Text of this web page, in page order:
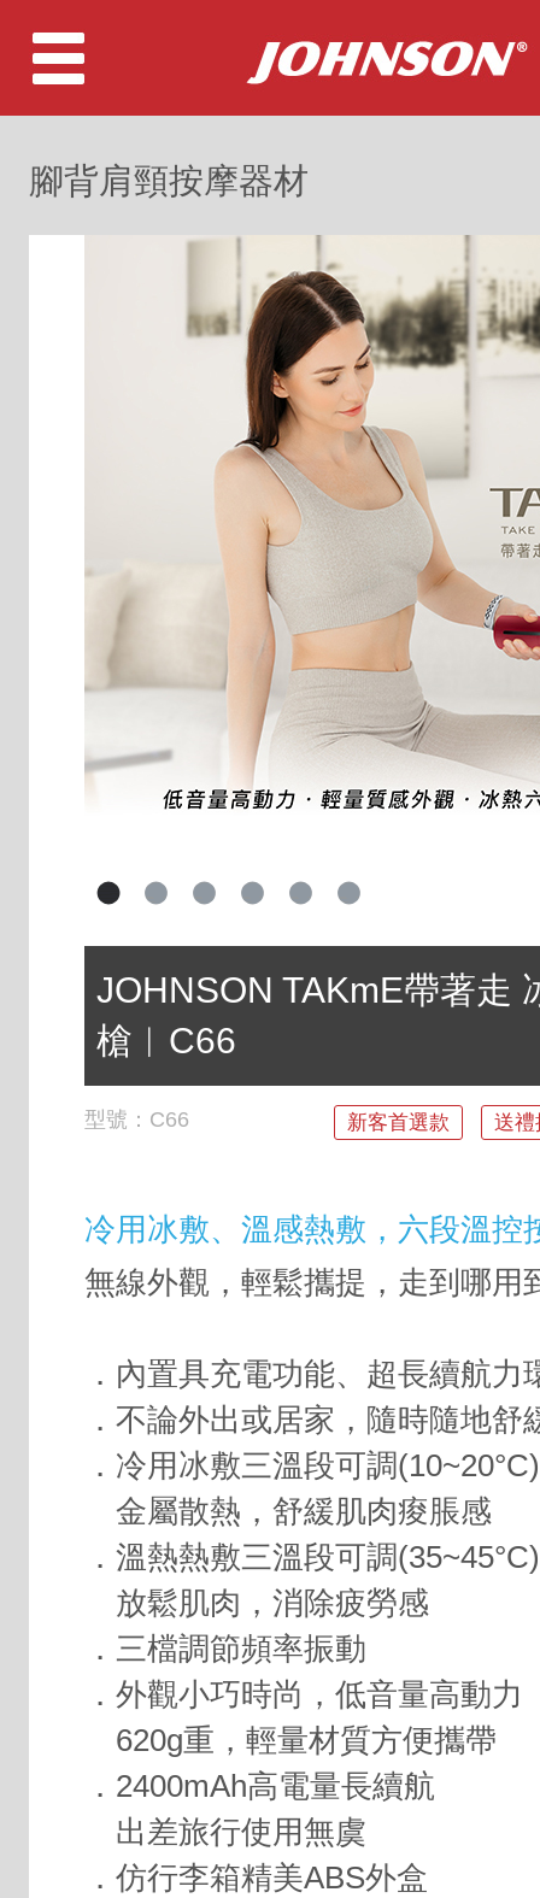
腳背肩頸按摩器材
JOHNSON TAKmE帶著走
槍︱C66
型號： C66 新客首選款 送禮
冷用冰敷、溫感熱敷，六段溫控
無線外觀，輕鬆攜提，走到哪用
．內置具充電功能、超長續航力
．不論外出或居家，隨時隨地舒
．冷用冰敷三溫段可調(10~20°C)
金屬散熱，舒緩肌肉痠脹感
．溫熱熱敷三溫段可調(35~45°C)
放鬆肌肉，消除疲勞感
．三檔調節頻率振動
．外觀小巧時尚，低音量高動力
620g重，輕量材質方便攜帶
．2400mAh高電量長續航
出差旅行使用無虞
．仿行李箱精美ABS外盒